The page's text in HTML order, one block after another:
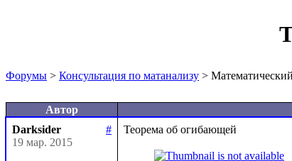
Форумы > Консультация по матанализу >
Автор
Darksider
#
19 мар. 2015